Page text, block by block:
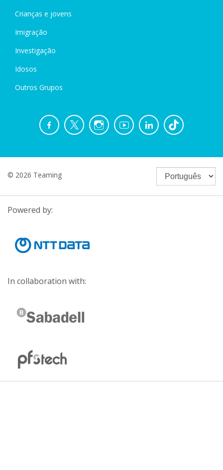
Crianças e jovens
Imigração
Investigação
Idosos
Outros Grupos
© 2026 Teaming
Powered by:
In collaboration with: